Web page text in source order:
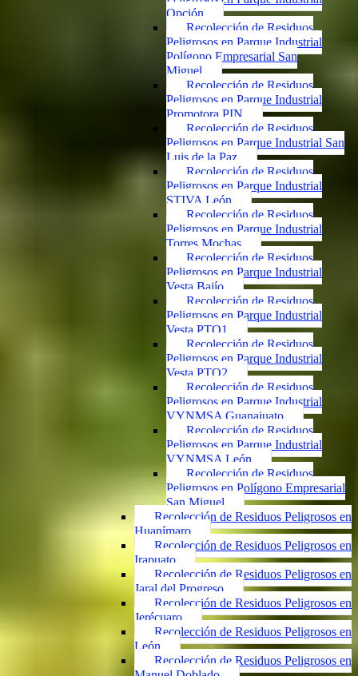
Opción
Recolección de Residuos
Peligrosos en Parque Industrial
Polígono Empresarial San
Miguel
Recolección de Residuos
Peligrosos en Parque Industrial
Promotora PIN
Recolección de Residuos
Peligrosos en Parque Industrial San
Luis de la Paz
Recolección de Residuos
Peligrosos en Parque Industrial
STIVA León
Recolección de Residuos
Peligrosos en Parque Industrial
Torres Mochas
Recolección de Residuos
Peligrosos en Parque Industrial
Vesta Bajío
Recolección de Residuos
Peligrosos en Parque Industrial
Vesta PTO1
Recolección de Residuos
Peligrosos en Parque Industrial
Vesta PTO2
Recolección de Residuos
Peligrosos en Parque Industrial
VYNMSA Guanajuato
Recolección de Residuos
Peligrosos en Parque Industrial
VYNMSA León
Recolección de Residuos
Peligrosos en Polígono Empresarial
San Miguel
Recolección de Residuos Peligrosos en
Huanímaro
Recolección de Residuos Peligrosos en
Irapuato
Recolección de Residuos Peligrosos en
Jaral del Progreso
Recolección de Residuos Peligrosos en
Jerécuaro
Recolección de Residuos Peligrosos en
León
Recolección de Residuos Peligrosos en